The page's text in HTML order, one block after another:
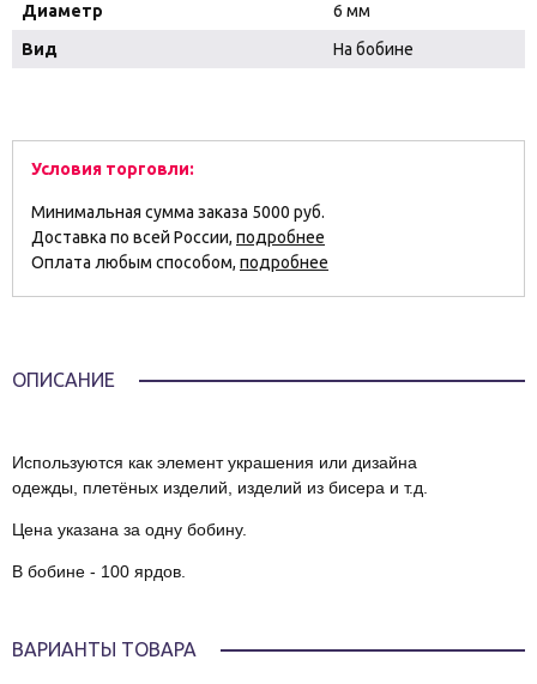
Диаметр
6 мм
Вид
На бобине
Условия торговли:
Минимальная сумма заказа 5000 руб.
Доставка по всей России, подробнее
Оплата любым способом, подробнее
ОПИСАНИЕ
Используются как элемент украшения или дизайна
одежды, плетёных изделий, изделий из бисера и т.д.
Цена указана за одну бобину.
В бобине - 100 ярдов.
ВАРИАНТЫ ТОВАРА